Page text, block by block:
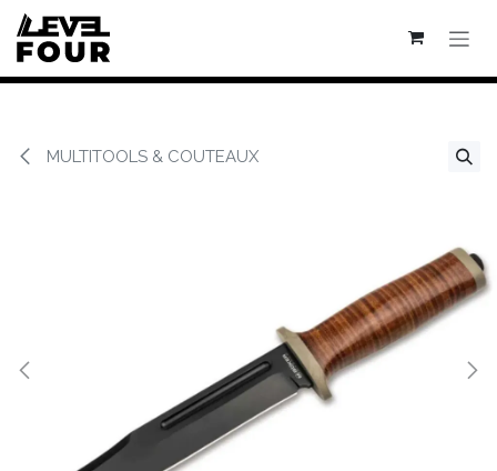
Se rendre au contenu
MULTITOOLS & COUTEAUX